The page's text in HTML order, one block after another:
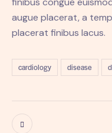
augue placerat, a
placerat finibus lacus.
cardiology disease